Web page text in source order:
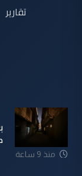
تقارير
منذ 9 ساعة